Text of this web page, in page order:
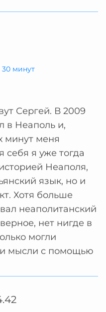
30 минут
Сергей. В 2009
в Неаполь и,
минут меня
себя я уже тогда
Неаполя,
язык, но и
Хотя больше
неаполитанский
нет нигде в
могли
мысли с помощью